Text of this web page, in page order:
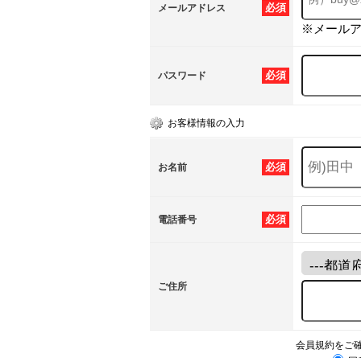
必須
メールアドレス
※メール
必須
パスワード
お客様情報の入力
必須
お名前
必須
電話番号
ご住所
会員規約をご